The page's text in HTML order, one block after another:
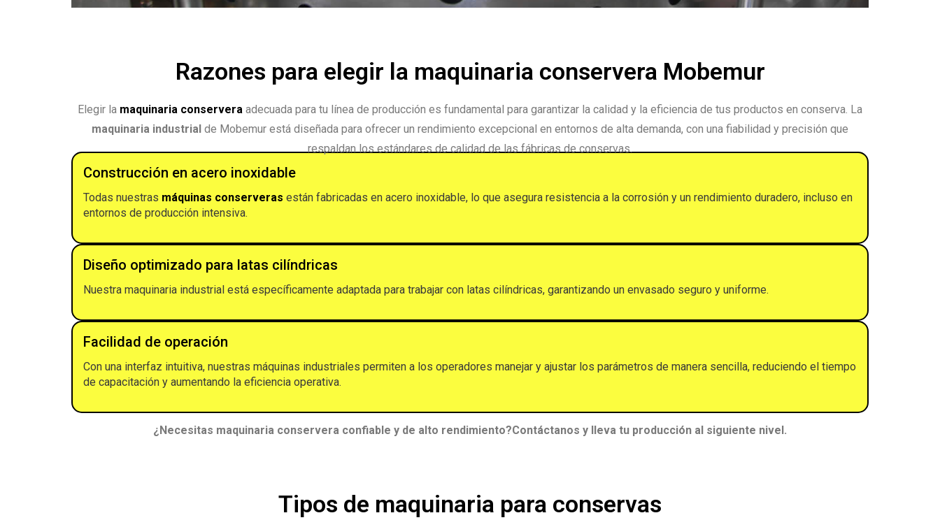
Razones para elegir la maquinaria conservera Mobemur
Elegir la maquinaria conservera adecuada para tu línea de producción es fundamental para garantizar la calidad y la eficiencia de tus productos en conserva. La
maquinaria industrial de Mobemur está diseñada para ofrecer un rendimiento excepcional en entornos de alta demanda, con una fiabilidad y precisión que
respaldan los estándares de calidad de las fábricas de conservas.
Construcción en acero inoxidable
Todas nuestras máquinas conserveras están fabricadas en acero inoxidable, lo que asegura resistencia a la corrosión y un rendimiento duradero, incluso en
entornos de producción intensiva.
Diseño optimizado para latas cilíndricas
Nuestra maquinaria industrial está específicamente adaptada para trabajar con latas cilíndricas, garantizando un envasado seguro y uniforme.
Facilidad de operación
Con una interfaz intuitiva, nuestras máquinas industriales permiten a los operadores manejar y ajustar los parámetros de manera sencilla, reduciendo el tiempo
de capacitación y aumentando la eficiencia operativa.
¿Necesitas maquinaria conservera confiable y de alto rendimiento?Contáctanos y lleva tu producción al siguiente nivel.
Tipos de maquinaria para conservas